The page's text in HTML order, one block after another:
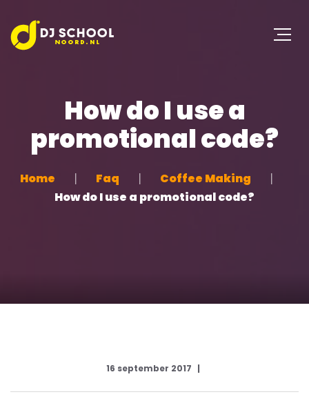
How do I use a
promotional code?
Home Faq
Coffee Making
How do I use a promotional code?
16 september 2017